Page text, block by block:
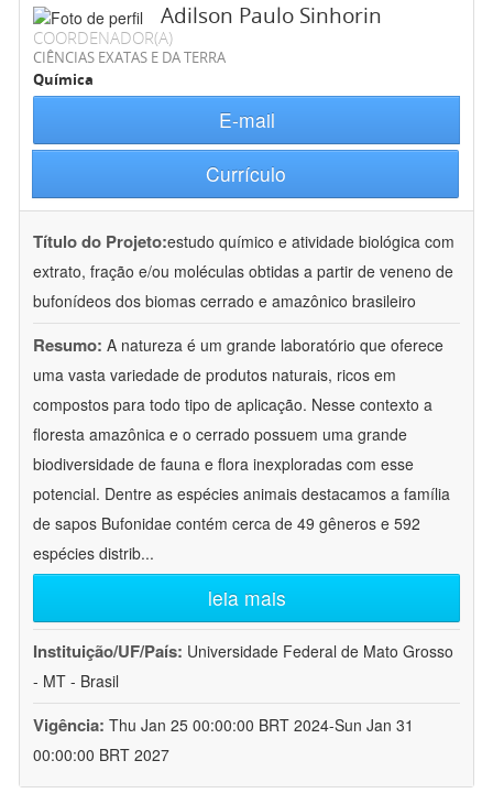
Adilson Paulo Sinhorin
COORDENADOR(A)
CIÊNCIAS EXATAS E DA TERRA
Química
E-mail
Currículo
Título do Projeto:estudo químico e atividade biológica com
extrato, fração e/ou moléculas obtidas a partir de veneno de
bufonídeos dos biomas cerrado e amazônico brasileiro
Resumo: A natureza é um grande laboratório que oferece
uma vasta variedade de produtos naturais, ricos em
compostos para todo tipo de aplicação. Nesse contexto a
floresta amazônica e o cerrado possuem uma grande
biodiversidade de fauna e flora inexploradas com esse
potencial. Dentre as espécies animais destacamos a família
de sapos Bufonidae contém cerca de 49 gêneros e 592
espécies distrib...
leia mais
Instituição/UF/País: Universidade Federal de Mato Grosso
- MT - Brasil
Vigência: Thu Jan 25 00:00:00 BRT 2024-Sun Jan 31
00:00:00 BRT 2027